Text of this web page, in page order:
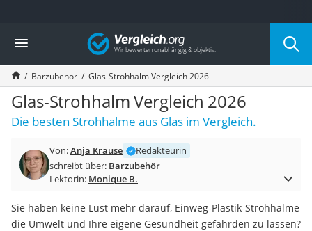
Die beliebtesten Vergleiche nach Kategorie
Haushalt
Wassersprudler
Zentralstaubsauger
Brotbackautomat
Wischroboter
Wäschespinne
Spülmaschinentabs
Akku-Staubsauger
AEG-Waschmaschine
Saug-Wisch-Roboter
Vergleich
Barzubehör Glas-Strohhalm Vergleich 2026
Glas-Strohhalm Vergleich 2026
Die besten Strohhalme aus Glas im Vergleich.
Von:Anja Krause
Redakteurin
schreibt über: Barzubehör
Lektorin: Monique B.
Sie haben keine Lust mehr darauf, Einweg-Plastik-Strohhalme
die Umwelt und Ihre eigene Gesundheit gefährden zu lassen?